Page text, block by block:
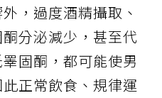
，過度酒精攝取、
分泌減少，甚至代
固酮，都可能使男
正常飲食、規律運